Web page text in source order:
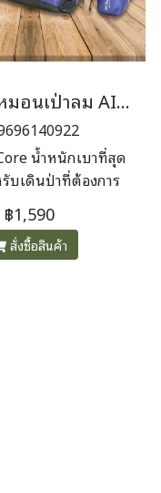
Cocoon หมอนเป่าลม AIR CORE PILLOW HYPERLIGHT
น้ำหนักเบาที่สุด
รับเดินป่าที่ต้องการ
นักเบาพิเศษ เพียง
77 กรัม
฿1,590
สั่งซื้อสินค้า